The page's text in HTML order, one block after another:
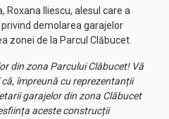
Roxana Iliescu, alesul care a
demolarea garajelor
zonei de la Parcul Clăbucet.
din zona Parcului Clăbucet! Vă
împreună cu reprezentanții
garajelor din zona Clăbucet
aceste construcții